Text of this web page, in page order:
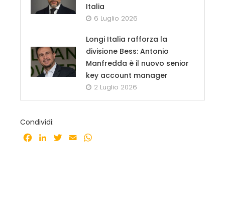
Italia
6 Luglio 2026
Longi Italia rafforza la
divisione Bess: Antonio
Manfredda è il nuovo senior
key account manager
2 Luglio 2026
Condividi:
Facebook
LinkedInTwitter
Email